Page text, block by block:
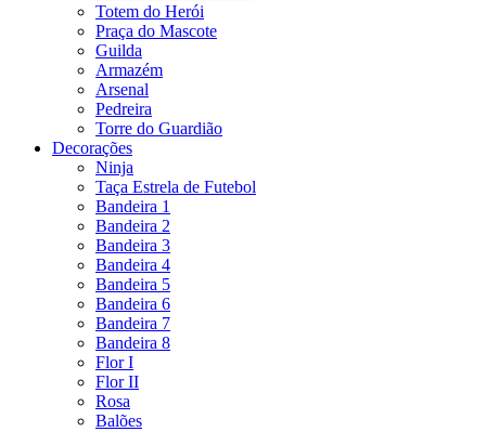
Totem do Herói
Praça do Mascote
Guilda
Armazém
Arsenal
Pedreira
Torre do Guardião
Decorações
Ninja
Taça Estrela de Futebol
Bandeira 1
Bandeira 2
Bandeira 3
Bandeira 4
Bandeira 5
Bandeira 6
Bandeira 7
Bandeira 8
Flor I
Flor II
Rosa
Balões